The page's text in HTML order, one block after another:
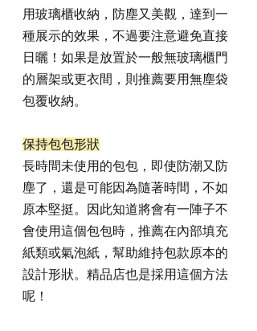
用玻璃櫃收納，防塵又美觀，達到一
種展示的效果，不過要注意避免直接
日曬！如果是放置於一般無玻璃櫃門
的層架或更衣間，則推薦要用無塵袋
包覆收納。
保持包包形狀
長時間未使用的包包，即使防潮又防
塵了，還是可能因為隨著時間，不如
原本堅挺。因此知道將會有一陣子不
會使用這個包包時，推薦在內部填充
紙類或氣泡紙，幫助維持包款原本的
設計形狀。精品店也是採用這個方法
呢！